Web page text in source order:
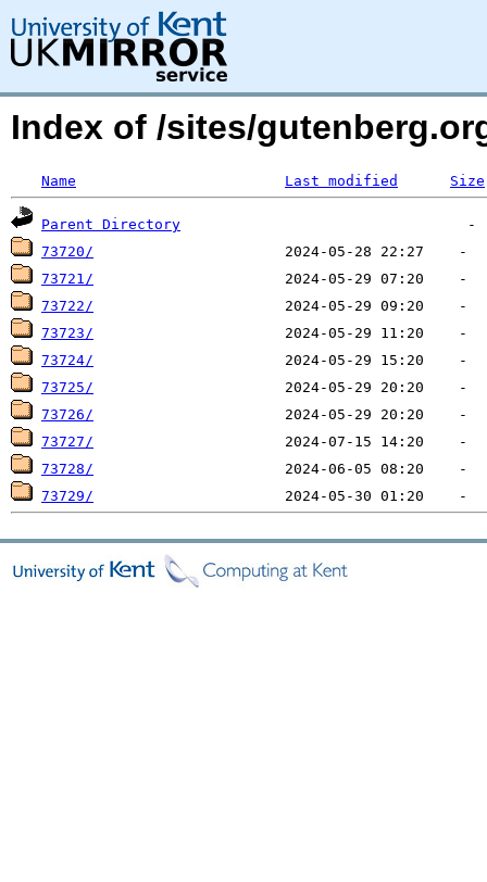
Index of /sites/
Name Last modified Size
Parent Directory
73720/
73721/
73722/
73723/
73724/
73725/
73726/
73727/
73728/
73729/